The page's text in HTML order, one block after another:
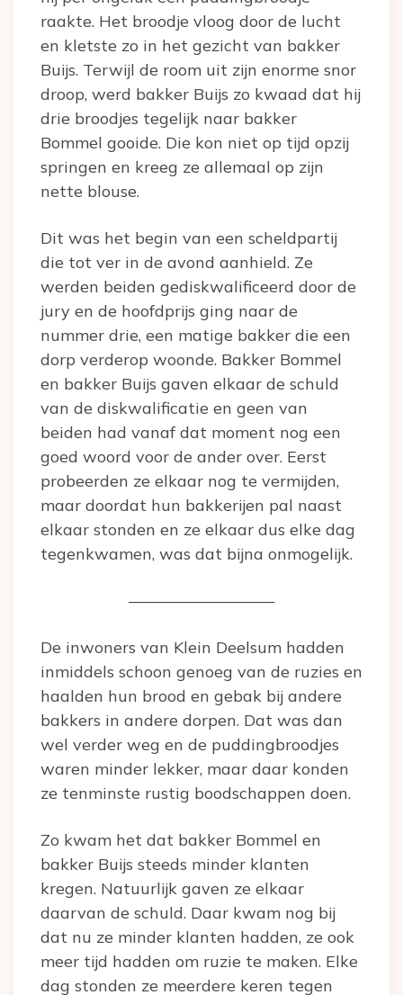
raakte. Het broodje vloog door de lucht
en kletste zo in het gezicht van bakker
Buijs. Terwijl de room uit zijn enorme snor
droop, werd bakker Buijs zo kwaad dat hij
drie broodjes tegelijk naar bakker
Bommel gooide. Die kon niet op tijd opzij
springen en kreeg ze allemaal op zijn
nette blouse.
Dit was het begin van een scheldpartij
die tot ver in de avond aanhield. Ze
werden beiden gediskwalificeerd door de
jury en de hoofdprijs ging naar de
nummer drie, een matige bakker die een
dorp verderop woonde. Bakker Bommel
en bakker Buijs gaven elkaar de schuld
van de diskwalificatie en geen van
beiden had vanaf dat moment nog een
goed woord voor de ander over. Eerst
probeerden ze elkaar nog te vermijden,
maar doordat hun bakkerijen pal naast
elkaar stonden en ze elkaar dus elke dag
tegenkwamen, was dat bijna onmogelijk.
—————————
De inwoners van Klein Deelsum hadden
inmiddels schoon genoeg van de ruzies en
haalden hun brood en gebak bij andere
bakkers in andere dorpen. Dat was dan
wel verder weg en de puddingbroodjes
waren minder lekker, maar daar konden
ze tenminste rustig boodschappen doen.
Zo kwam het dat bakker Bommel en
bakker Buijs steeds minder klanten
kregen. Natuurlijk gaven ze elkaar
daarvan de schuld. Daar kwam nog bij
dat nu ze minder klanten hadden, ze ook
meer tijd hadden om ruzie te maken. Elke
dag stonden ze meerdere keren tegen